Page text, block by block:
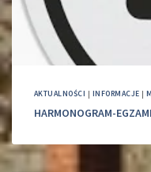
AKTUALNOŚCI | INFORMACJE |
HARMONOGRAM-